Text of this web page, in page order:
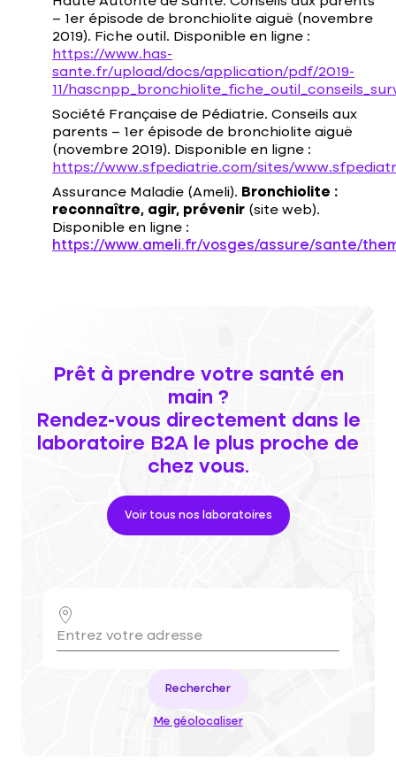
– 1er épisode de bronchiolite aiguë (novembre
2019). Fiche outil. Disponible en ligne :
https://www.has-
sante.fr/upload/docs/application/pdf/2019-
11/
Société Française de Pédiatrie. Conseils aux
parents – 1er épisode de bronchiolite aiguë
(novembre 2019). Disponible en ligne :
https://www.sfpediatrie.com/sites/
Assurance Maladie (Ameli). Bronchiolite :
reconnaître, agir, prévenir (site web).
Disponible en ligne :
https://www.ameli.fr/vosges/assure/sante/
Prêt à prendre votre santé en
main ?
Rendez-vous directement dans le
laboratoire B2A le plus proche de
chez vous.
Voir tous nos laboratoires
Rechercher
Me géolocaliser